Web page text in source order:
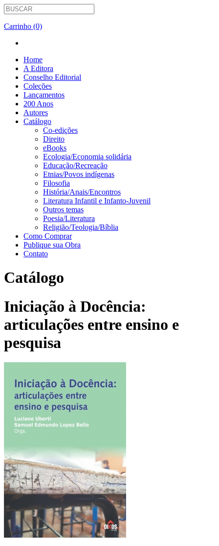
Carrinho (0)
Home
A Editora
Conselho Editorial
Coleções
Lançamentos
200 Anos
Autores
Catálogo
Co-edições
Direito
eBooks
Ecologia/Economia solidária
Educação/Recreação
Etnias/Povos indígenas
Filosofia
História/Anais/Encontros
Literatura Infantil e Infanto-Juvenil
Outros temas
Poesia/Literatura
Religião/Teologia/Bíblia
Como Comprar
Publique sua Obra
Contato
Catálogo
Iniciação à Docência:
articulações entre ensino e
pesquisa